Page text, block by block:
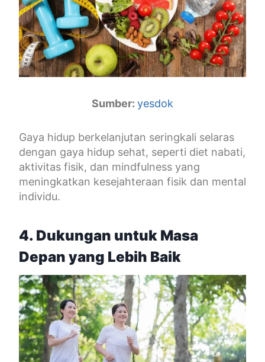
Sumber: yesdok
Gaya hidup berkelanjutan seringkali selaras
dengan gaya hidup sehat, seperti diet nabati,
aktivitas fisik, dan mindfulness yang
meningkatkan kesejahteraan fisik dan mental
individu.
4. Dukungan untuk Masa
Depan yang Lebih Baik